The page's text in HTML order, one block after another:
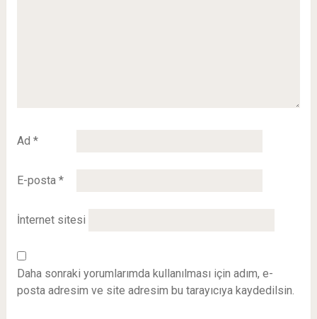
Ad *
E-posta *
İnternet sitesi
Daha sonraki yorumlarımda kullanılması için adım, e-
posta adresim ve site adresim bu tarayıcıya kaydedilsin.